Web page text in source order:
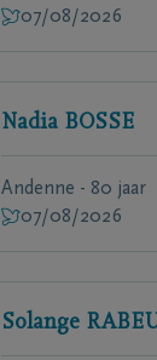
07/08/2026
Nadia BOSSE
Andenne - 80 jaar
07/08/2026
Solange